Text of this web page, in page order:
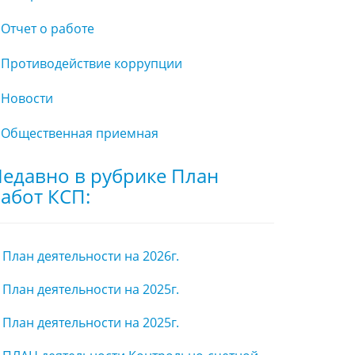
Отчет о работе
Противодействие коррупции
Новости
Общественная приемная
в рубрике План
КСП:
План деятельности на 2026г.
План деятельности на 2025г.
План деятельности на 2025г.